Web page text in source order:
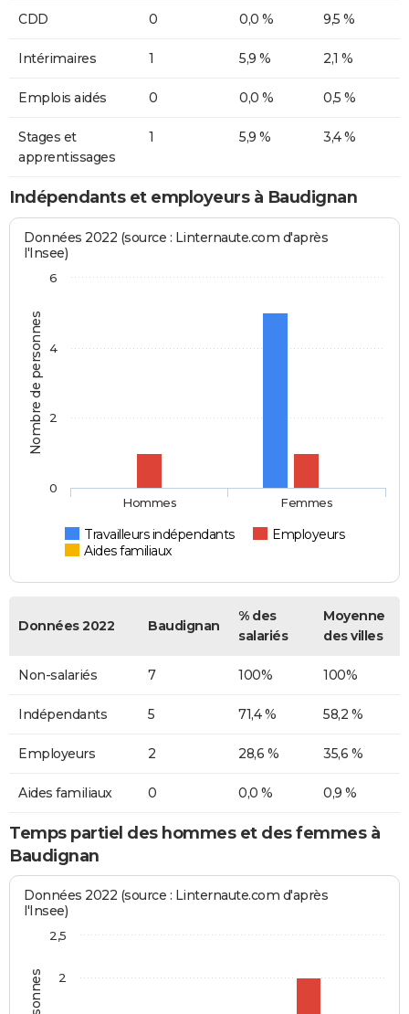
CDD 0 0,0 % 9,5 %
Intérimaires 1 5,9 % 2,1 %
Emplois aidés 0 0,0 % 0,5 %
Stages et
apprentissages
1 5,9 % 3,4 %
Indépendants et employeurs à Baudignan
Nombre de personnes
Données 2022 (source : Linternaute.com d'après
l'Insee)
Travailleurs indépendants
Employeurs
Aides familiaux
Hommes Femmes
0
2
4
6
Données 2022 Baudignan
% des
salariés
Moyenne
des villes
Non-salariés 7 100% 100%
Indépendants 5 71,4 % 58,2 %
Employeurs 2 28,6 % 35,6 %
Aides familiaux 0 0,0 % 0,9 %
Temps partiel des hommes et des femmes à
Baudignan
Données 2022 (source : Linternaute.com d'après
l'Insee)
2
2,5